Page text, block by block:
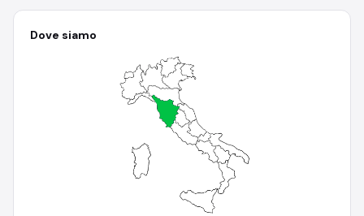
Dove siamo